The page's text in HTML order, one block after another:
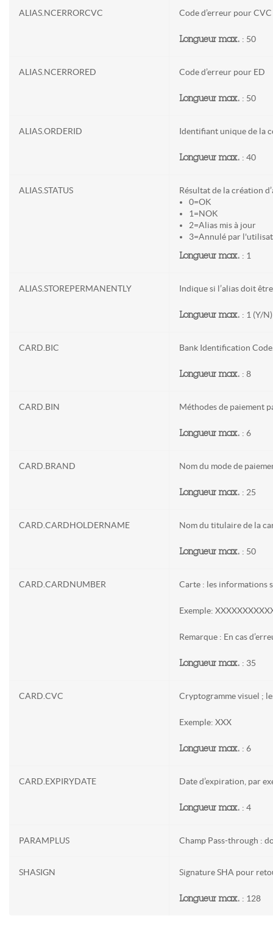
ALIAS.NCERRORCVC Code d’erreur pour CVC
Longueur max. : 50
ALIAS.NCERRORED Code d’erreur pour ED
Longueur max. : 50
ALIAS.ORDERID Identifiant unique de la
Longueur max. : 40
ALIAS.STATUS
Résultat de la création
0=OK
1=NOK
2=Alias mis à jour
3=Annulé par
Longueur max. : 1
ALIAS.STOREPERMANENTLY Indique si l’alias doit
Longueur max. : 1 (Y/N)
CARD.BIC Bank Identification
Longueur max. : 8
CARD.BIN Méthodes de paiement
Longueur max. : 6
CARD.BRAND Nom du mode de
Longueur max. : 25
CARD.CARDHOLDERNAME Nom du titulaire de la
Longueur max. : 50
CARD.CARDNUMBER Carte : les informations
Exemple:
Remarque : En cas
Longueur max. : 35
CARD.CVC Cryptogramme visuel ;
Exemple: XXX
Longueur max. : 6
CARD.EXPIRYDATE Date d’expiration, par
Longueur max. : 4
PARAMPLUS Champ Pass-through :
SHASIGN Signature SHA pour
Longueur max. : 128